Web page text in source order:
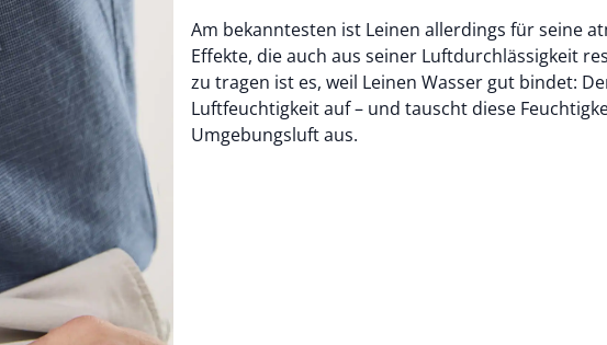
Am bekanntesten ist Leinen allerdings für seine
Effekte, die auch aus seiner Luftdurchlässigkeit
zu tragen ist es, weil Leinen Wasser gut bindet:
Luftfeuchtigkeit auf – und tauscht diese
Umgebungsluft aus.